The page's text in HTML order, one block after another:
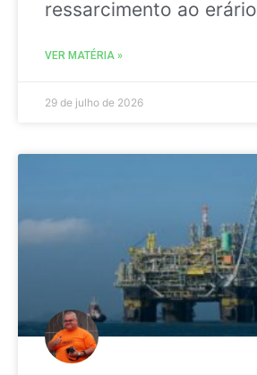
ressarcimento ao erário
VER MATÉRIA »
29 de julho de 2026